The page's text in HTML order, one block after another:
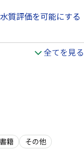
質評価を可能にする
全てを見る
書籍 その他